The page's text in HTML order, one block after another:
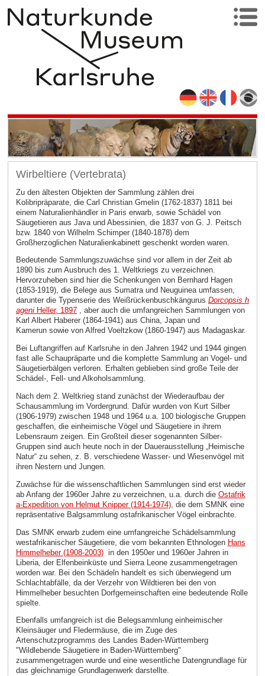
Wirbeltiere (Vertebrata)
Zu den ältesten Objekten der Sammlung zählen drei
Kolibripräparate, die Carl Christian Gmelin (1762-1837) 1811 bei
einem Naturalienhändler in Paris erwarb, sowie Schädel von
Säugetieren aus Java und Abessinien, die 1837 von G. J. Peitsch
bzw. 1840 von Wilhelm Schimper (1840-1878) dem
Großherzoglichen Naturalienkabinett geschenkt worden waren.
Bedeutende Sammlungszuwächse sind vor allem in der Zeit ab
1890 bis zum Ausbruch des 1. Weltkriegs zu verzeichnen.
Hervorzuheben sind hier die Schenkungen von Bernhard Hagen
(1853-1919), die Belege aus Sumatra und Neuguinea umfassen,
darunter die Typenserie des Weißrückenbuschkängurus Dorcopsis h
ageniHeller, 1897, aber auch die umfangreichen Sammlungen von
Karl Albert Haberer (1864-1941) aus China, Japan und
Kamerun sowie von Alfred Voeltzkow (1860-1947) aus Madagaskar.
Bei Luftangriffen auf Karlsruhe in den Jahren 1942 und 1944 gingen
fast alle Schaupräparte und die komplette Sammlung an Vogel- und
Säugetierbälgen verloren. Erhalten geblieben sind große Teile der
Schädel-, Fell- und Alkoholsammlung.
Nach dem 2. Weltkrieg stand zunächst der Wiederaufbau der
Schausammlung im Vordergrund. Dafür wurden von Kurt Silber
(1906-1979) zwischen 1948 und 1964 u.a. 100 biologische Gruppen
geschaffen, die einheimische Vögel und Säugetiere in ihrem
Lebensraum zeigen. Ein Großteil dieser sogenannten Silber-
Gruppen sind auch heute noch in der Dauerausstellung „Heimische
Natur“ zu sehen, z. B. verschiedene Wasser- und Wiesenvögel mit
ihren Nestern und Jungen.
Zuwächse für die wissenschaftlichen Sammlungen sind erst wieder
ab Anfang der 1960er Jahre zu verzeichnen, u.a. durch die Ostafrik
a-Expedition von Helmut Knipper (1914-1974), die dem SMNK eine
repräsentative Balgsammlung ostafrikanischer Vögel einbrachte.
Das SMNK erwarb zudem eine umfangreiche Schädelsammlung
westafrikanischer Säugetiere, die vom bekannten Ethnologen Hans
Himmelheber (1908-2003)in den 1950er und 1960er Jahren in
Liberia, der Elfenbeinküste und Sierra Leone zusammengetragen
worden war. Bei den Schädeln handelt es sich überwiegend um
Schlachtabfälle, da der Verzehr von Wildtieren bei den von
Himmelheber besuchten Dorfgemeinschaften eine bedeutende Rolle
spielte.
Ebenfalls umfangreich ist die Belegsammlung einheimischer
Kleinsäuger und Fledermäuse, die im Zuge des
Artenschutzprogramms des Landes Baden-Württemberg
"Wildlebende Säugetiere in Baden-Württemberg"
zusammengetragen wurde und eine wesentliche Datengrundlage für
das gleichnamige Grundlagenwerk darstellte.